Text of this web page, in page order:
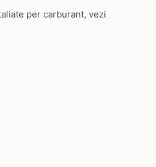
per carburant, vezi